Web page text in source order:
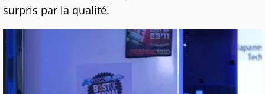
surpris par la qualité.